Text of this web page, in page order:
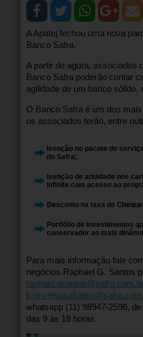
A Apatej fechou uma nova
Banco Safra.
A partir de agora, associados
Banco Safra poderão contar
agilidade de um banco sólido,
O Banco Safra é um dos
os associados terão, entre
Isenção no pacote de
do Safra;
Isenção de anuidade nos
Infinite com acesso ao
Desconto na taxa do
Portfólio de investimentos
conservador ao mais
Para mais informação fale
negócios Raphael G. Santos
|
whatsapp (11) 98947-2596,
das 9 às 18 horas.